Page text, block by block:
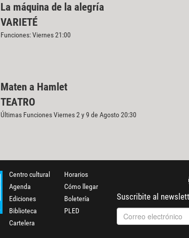
La máquina de la alegría
VARIETÉ
Funciones: Viernes 21:00
Maten a Hamlet
TEATRO
Últimas Funciones Viernes 2 y 9 de Agosto 20:30
Centro cultural
Agenda
Ediciones
Biblioteca
Cartelera
Horarios
Cómo llegar
Boletería
PLED
Suscribite al